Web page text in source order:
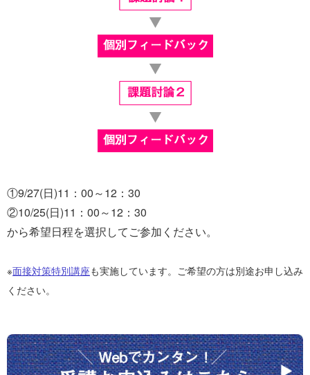
①9/27(日)11：00～12：30
②10/25(日)11：00～12：30
から希望日程を選択してご参加ください。
※面接対策特別講座も実施しています。ご希望の方は別途お申し込み
ください。